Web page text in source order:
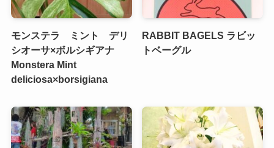
モンステラ ミント デリ
シオーサ×ボルシギアナ
Monstera Mint
deliciosa×borsigiana
RABBIT BAGELS ラビッ
トベーグル